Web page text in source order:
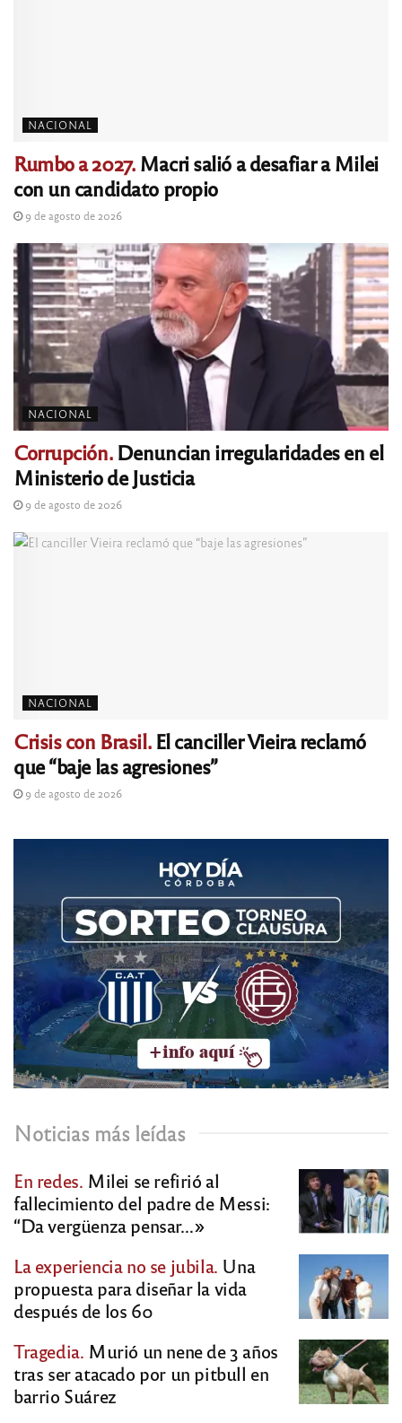
NACIONAL
Rumbo a 2027.Macri salió a desafiar a Milei
con un candidato propio
9 de agosto de 2026
NACIONAL
Corrupción.Denuncian irregularidades en el
Ministerio de Justicia
9 de agosto de 2026
NACIONAL
Crisis con Brasil.El canciller Vieira reclamó
que “baje las agresiones”
9 de agosto de 2026
Noticias más leídas
En redes. Milei se refirió al
fallecimiento del padre de Messi:
“Da vergüenza pensar…»
La experiencia no se jubila. Una
propuesta para diseñar la vida
después de los 60
Tragedia. Murió un nene de 3 años
tras ser atacado por un pitbull en
barrio Suárez